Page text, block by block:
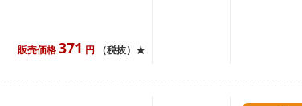
販売価格 371 円 （税抜）★